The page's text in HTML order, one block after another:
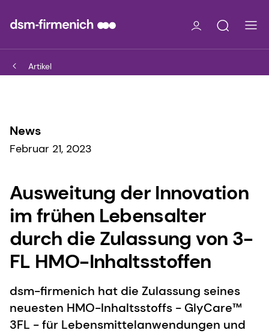
Artikel
News
Februar 21, 2023
Ausweitung der Innovation
im frühen Lebensalter
durch die Zulassung von 3-
FL HMO-Inhaltsstoffen
dsm-firmenich hat die Zulassung seines
neuesten HMO-Inhaltsstoffs - GlyCare™
3FL - für Lebensmittelanwendungen und